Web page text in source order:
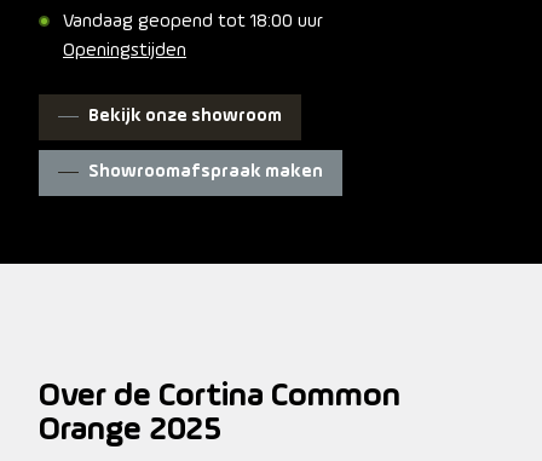
Vandaag geopend tot 18:00 uur
Openingstijden
Bekijk onze showroom
Showroomafspraak maken
Over de Cortina Common
Orange 2025